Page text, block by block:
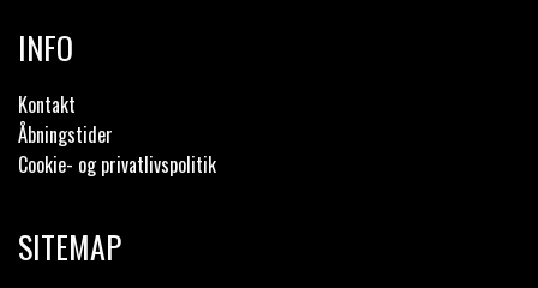
INFO
Kontakt
Åbningstider
Cookie- og privatlivspolitik
SITEMAP